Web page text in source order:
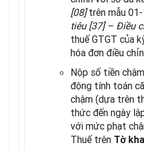
[08]trên mẫu
tiêu [37] – Điều
thuế GTGT của
hóa đơn điều
Nộp số tiền
động tính toán
chậm (dựa trên
thức đến ngày
với mức phạt
Thuế trên Tờ